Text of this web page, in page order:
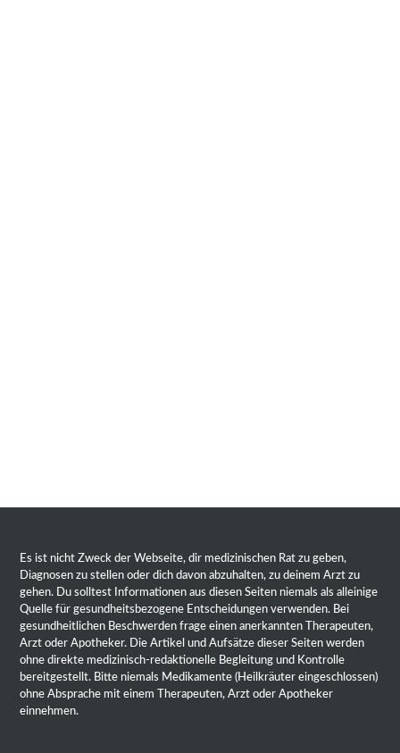
Es ist nicht Zweck der Webseite, dir medizinischen Rat zu geben,
Diagnosen zu stellen oder dich davon abzuhalten, zu deinem Arzt zu
gehen. Du solltest Informationen aus diesen Seiten niemals als alleinige
Quelle für gesundheitsbezogene Entscheidungen verwenden. Bei
gesundheitlichen Beschwerden frage einen anerkannten Therapeuten,
Arzt oder Apotheker. Die Artikel und Aufsätze dieser Seiten werden
ohne direkte medizinisch-redaktionelle Begleitung und Kontrolle
bereitgestellt. Bitte niemals Medikamente (Heilkräuter eingeschlossen)
ohne Absprache mit einem Therapeuten, Arzt oder Apotheker
einnehmen.